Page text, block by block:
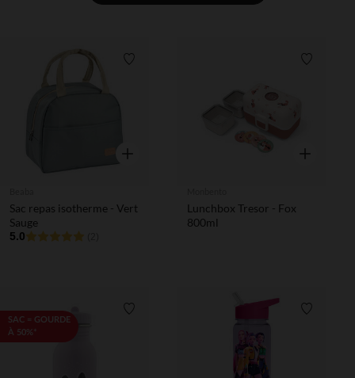
Aperçu rapide
Sac repas isotherme - Vert
Sauge
5.0
Aperçu
Lunchbox Tresor - Fox
800ml
SAC = GOURDE
À 50%*